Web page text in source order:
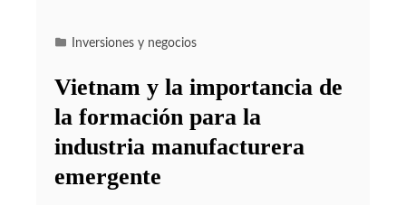
Inversiones y negocios
Vietnam y la importancia de
la formación para la
industria manufacturera
emergente